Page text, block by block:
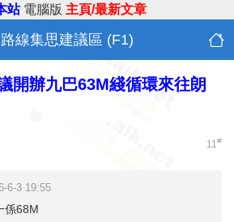
站 電腦版 主頁/最新文章
線集思建議區 (F1)
開辦九巴63M綫循環來往朗
11#
6-3 19:55
係68M